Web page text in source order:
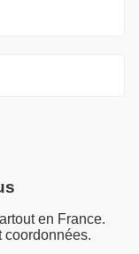
en France.
coordonnées.